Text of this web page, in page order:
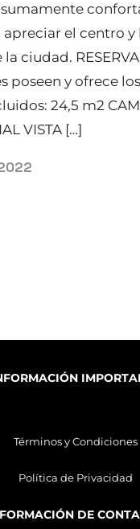
el centro y
ciudad.
poseen y ofrece
24,5 m2
VISTA […]
Términos y Condiciones
Política de Privacidad
DE